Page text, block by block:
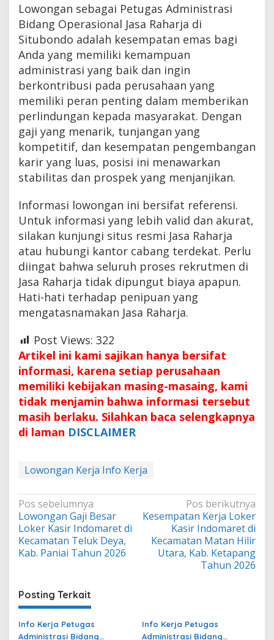
Lowongan sebagai Petugas Administrasi
Bidang Operasional Jasa Raharja di
Situbondo adalah kesempatan emas bagi
Anda yang memiliki kemampuan
administrasi yang baik dan ingin
berkontribusi pada perusahaan yang
memiliki peran penting dalam memberikan
perlindungan kepada masyarakat. Dengan
gaji yang menarik, tunjangan yang
kompetitif, dan kesempatan pengembangan
karir yang luas, posisi ini menawarkan
stabilitas dan prospek yang menjanjikan.
Informasi lowongan ini bersifat referensi.
Untuk informasi yang lebih valid dan akurat,
silakan kunjungi situs resmi Jasa Raharja
atau hubungi kantor cabang terdekat. Perlu
diingat bahwa seluruh proses rekrutmen di
Jasa Raharja tidak dipungut biaya apapun.
Hati-hati terhadap penipuan yang
mengatasnamakan Jasa Raharja.
Post Views: 322
Artikel ini kami sajikan hanya bersifat
informasi, karena setiap perusahaan
memiliki kebijakan masing-masaing, kami
tidak menjamin bahwa informasi tersebut
masih berlaku. Silahkan baca selengkapnya
di laman DISCLAIMER
Lowongan Kerja Info Kerja
Navigasi
pos
Pos sebelumnya
Lowongan Gaji Besar
Loker Kasir Indomaret di
Kecamatan Teluk Deya,
Kab. Paniai Tahun 2026
Pos berikutnya
Kesempatan Kerja Loker
Kasir Indomaret di
Kecamatan Matan Hilir
Utara, Kab. Ketapang
Tahun 2026
Posting Terkait
Info Kerja Petugas
Administrasi Bidang
Info Kerja Petugas
Administrasi Bidang